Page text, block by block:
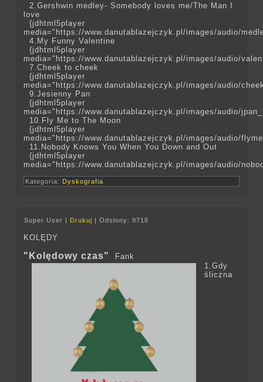
2.Gershwin medley- Somebody loves me/The Man I
love
{jdhtml5player
media="https://www.danutablazejczyk.pl/images/audio/
4.My Funny Valentine
{jdhtml5player
media="https://www.danutablazejczyk.pl/images/audio/
7.Cheek to cheek
{jdhtml5player
media="https://www.danutablazejczyk.pl/images/audio/
9.Jesienny Pan
{jdhtml5player
media="https://www.danutablazejczyk.pl/images/audio/
10.Fly Me to The Moon
{jdhtml5player
media="https://www.danutablazejczyk.pl/images/audio/
11.Nobody Knows You When You Down and Out
{jdhtml5player
media="https://www.danutablazejczyk.pl/images/audio/
Kategoria: Dyskografia
Super User | Drukuj |Odsłony: 9718
KOLĘDY
"Kolędowy czas"
Fank
1.Gdy
śliczna